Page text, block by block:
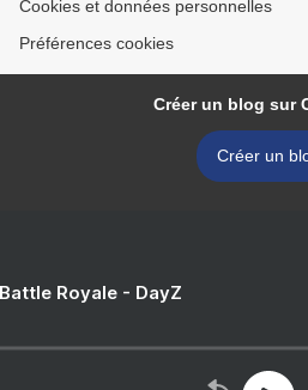
Cookies et données personnelles
Préférences cookies
Créer un blog sur
Créer un
Royale - DayZ